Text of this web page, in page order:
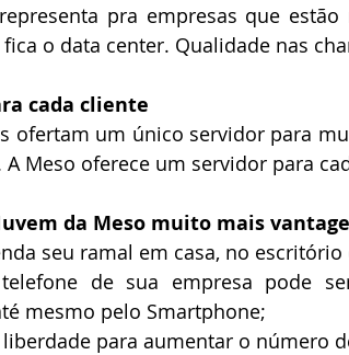
pra empresas que
o data center. Qualidade nas
cada cliente
ofertam um único servidor para
A Meso oferece um servidor para
da Meso muito mais
seu ramal em casa, no
de sua empresa pode
mesmo pelo Smartphone;
liberdade para aumentar o número